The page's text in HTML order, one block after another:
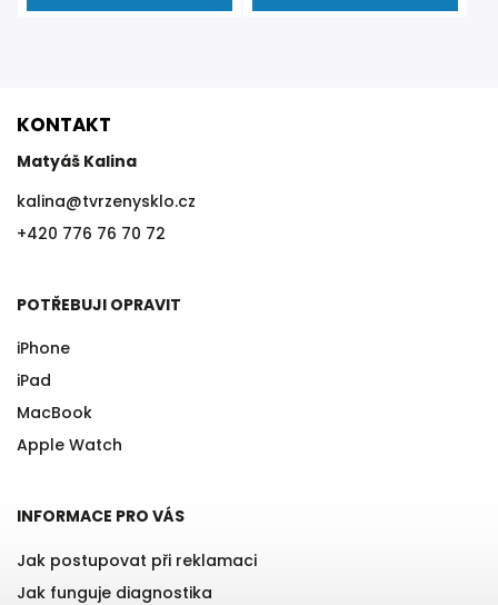
KONTAKT
Matyáš Kalina
kalina@tvrzenysklo.cz
+420 776 76 70 72
POTŘEBUJI OPRAVIT
iPhone
iPad
MacBook
Apple Watch
INFORMACE PRO VÁS
Jak postupovat při reklamaci
Jak funguje diagnostika